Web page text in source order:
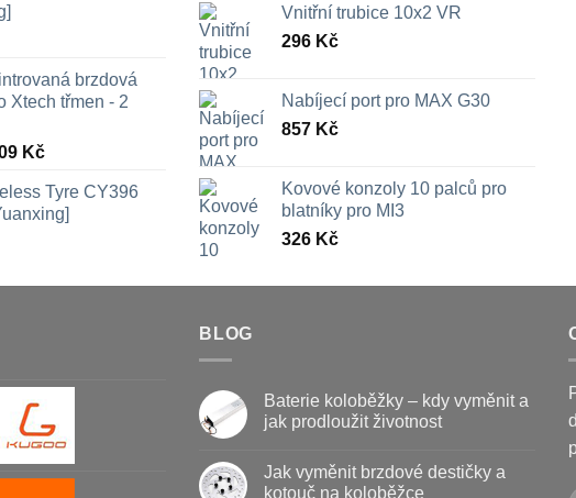
brzdová
Xtech třmen - 2
KčRozpětí
326 Kč
až
Tyre CY396
Vnitřní trubice 10x2 VR
296 Kč
Nabíjecí port pro MAX G30
857 Kč
Kovové konzoly 10 palců pro
blatníky pro MI3
326 Kč
BLOG
Baterie koloběžky – kdy vyměnit a
jak prodloužit životnost
textu
Jak vyměnit brzdové destičky a
kotouč na koloběžce